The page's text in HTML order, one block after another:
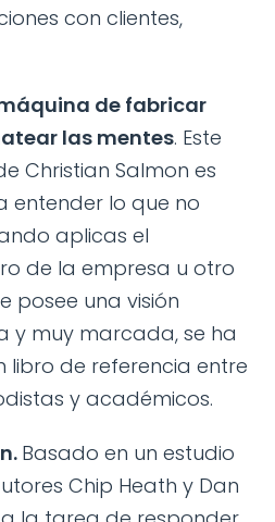
con clientes,
de fabricar
las mentes. Este
Christian Salmon es
entender lo que no
aplicas el
de la empresa u otro
posee una visión
y muy marcada, se ha
libro de referencia entre
y académicos.
Basado en un estudio
Chip Heath y Dan